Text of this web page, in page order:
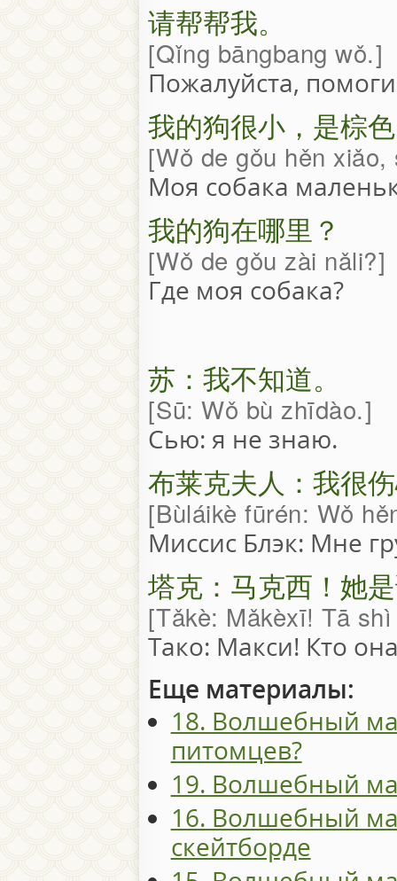
请帮帮我。
Qǐng bāngbang wǒ.
Пожалуйста,
我的狗很小，是棕
Wǒ de gǒu hěn
Моя собака
我的狗在哪里？
Wǒ de gǒu zài nǎli?
Где моя собака?
苏：我不知道。
Sū: Wǒ bù zhīdào.
Сью: я не знаю.
布莱克夫人：我很
Bùláikè fūrén: Wǒ
Миссис Блэк: Мне
塔克：马克西！她
Tǎkè: Mǎkèxī! Tā
Тако: Макси! Кто
Еще материалы:
18. Волшебный
питомцев?
19. Волшебный
16. Волшебный
скейтборде